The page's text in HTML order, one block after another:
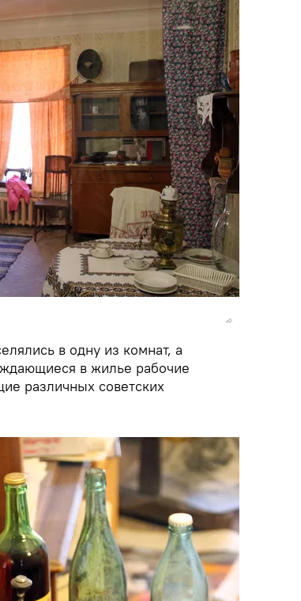
в одну из комнат, а
в жилье рабочие
различных советских